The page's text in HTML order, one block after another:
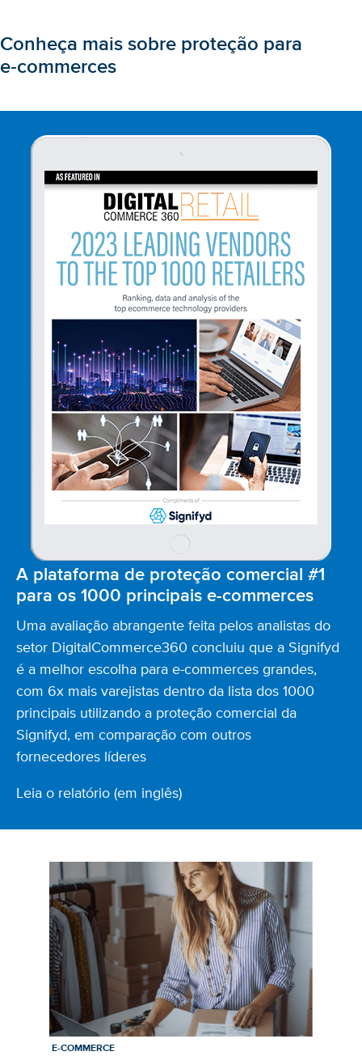
Conheça mais sobre proteção para
e‑commerces
A plataforma de proteção comercial #1
para os 1000 principais e-commerces
Uma avaliação abrangente feita pelos analistas do
setor DigitalCommerce360 concluiu que a Signifyd
é a melhor escolha para e-commerces grandes,
com 6x mais varejistas dentro da lista dos 1000
principais utilizando a proteção comercial da
Signifyd, em comparação com outros
fornecedores líderes
Leia o relatório (em inglês)
E-COMMERCE